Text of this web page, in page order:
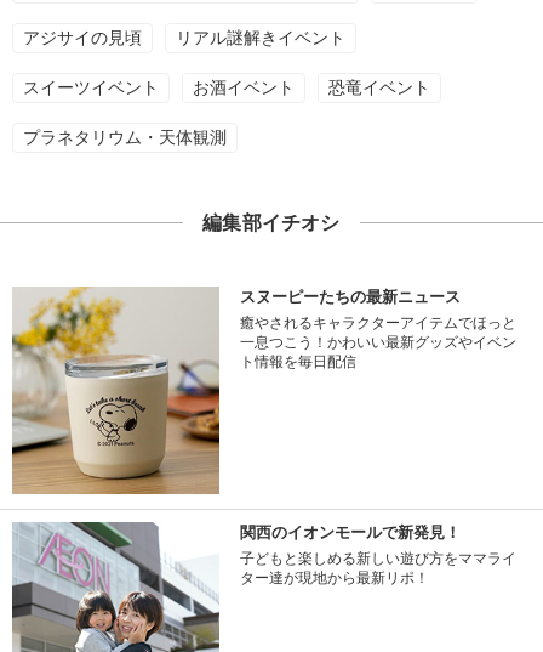
アジサイの見頃 リアル謎解きイベント
スイーツイベント お酒イベント 恐竜イベント
プラネタリウム・天体観測
編集部イチオシ
スヌーピーたちの最新ニュース
癒やされるキャラクターアイテムでほっと
一息つこう！かわいい最新グッズやイベン
ト情報を毎日配信
関西のイオンモールで新発見！
子どもと楽しめる新しい遊び方をママライ
ター達が現地から最新リポ！